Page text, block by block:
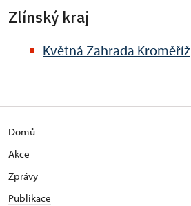
Zlínský kraj
Květná Zahrada Kroměříž
Domů
Akce
Zprávy
Publikace